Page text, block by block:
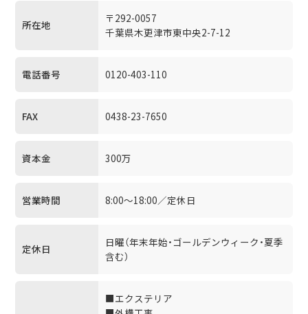
所在地
〒292-0057
千葉県木更津市東中央2-7-12
電話番号 0120-403-110
FAX 0438-23-7650
資本金 300万
営業時間 8:00～18:00／定休日
定休日
日曜（年末年始・ゴールデンウィーク・夏季
含む）
■エクステリア